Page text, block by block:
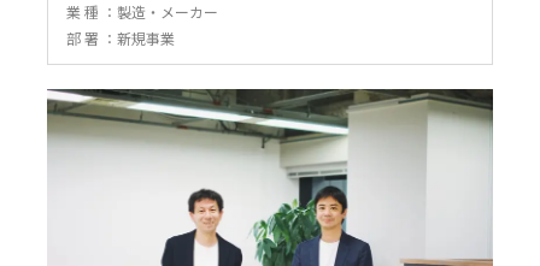
業 種
製造・メーカー
部 署
新規事業